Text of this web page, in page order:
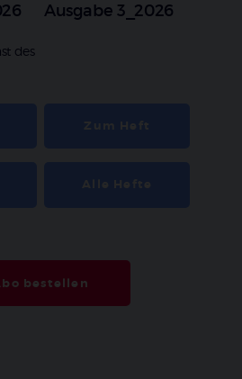
des
Ausgabe 3_2026
bestellen